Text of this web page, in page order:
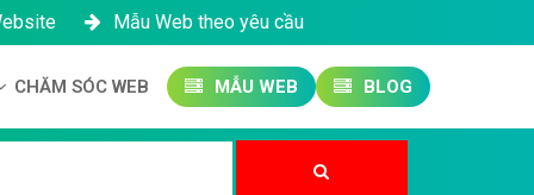
Mẫu Web theo yêu cầu
CHĂM SÓC WEB MẪU WEB BLOG